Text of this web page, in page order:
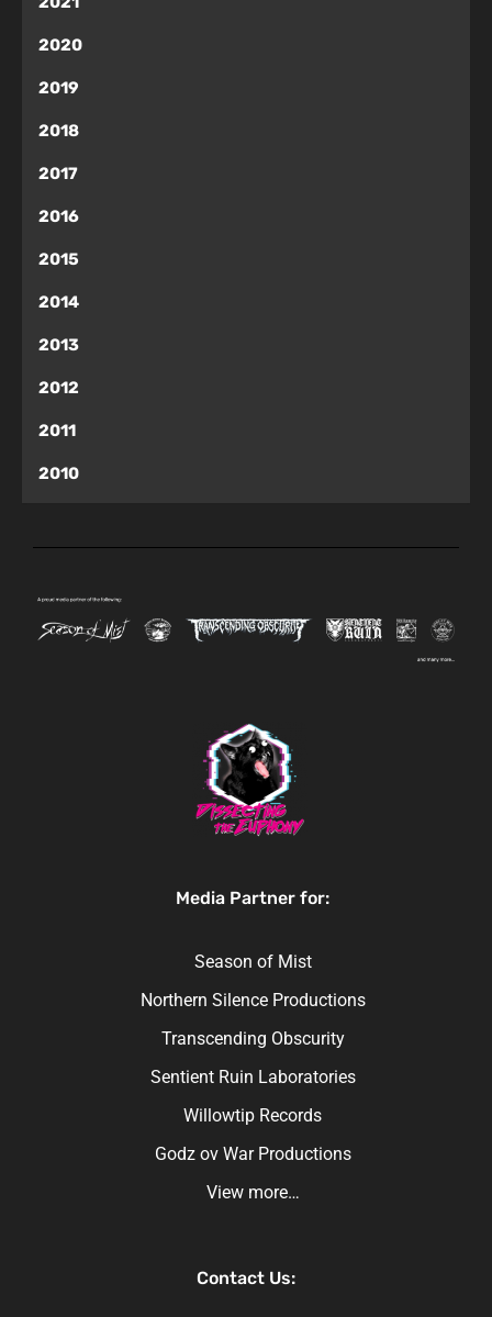
2020
2019
2018
2017
2016
2015
2014
2013
2012
2011
2010
Media Partner for:
Season of Mist
Northern Silence Productions
Transcending Obscurity
Sentient Ruin Laboratories
Willowtip Records
Godz ov War Productions
View more…
Contact Us: